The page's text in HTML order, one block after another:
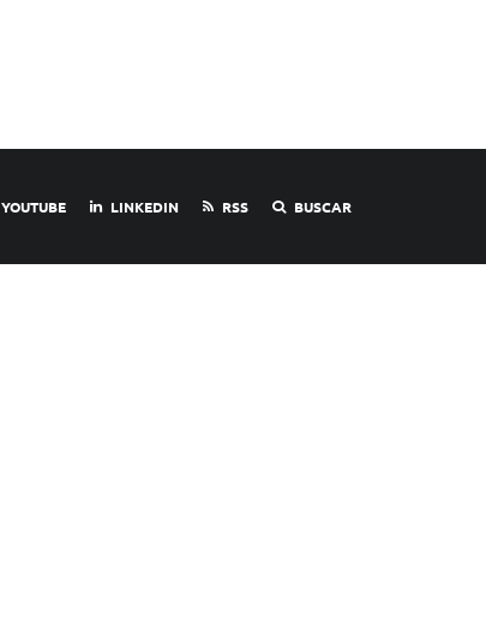
YOUTUBE LINKEDIN RSS BUSCAR